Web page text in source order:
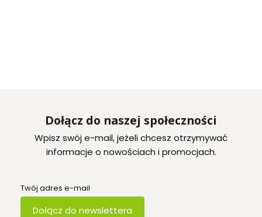
Dołącz do naszej społeczności
Wpisz swój e-mail, jeżeli chcesz otrzymywać
informacje o nowościach i promocjach.
Twój adres e-mail
Dołącz do newslettera